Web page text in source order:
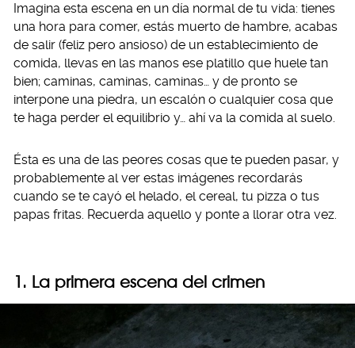
Imagina esta escena en un día normal de tu vida: tienes
una hora para comer, estás muerto de hambre, acabas
de salir (feliz pero ansioso) de un establecimiento de
comida, llevas en las manos ese platillo que huele tan
bien; caminas, caminas, caminas… y de pronto se
interpone una piedra, un escalón o cualquier cosa que
te haga perder el equilibrio y… ahí va la comida al suelo.
Ésta es una de las peores cosas que te pueden pasar, y
probablemente al ver estas imágenes recordarás
cuando se te cayó el helado, el cereal, tu pizza o tus
papas fritas. Recuerda aquello y ponte a llorar otra vez.
1. La primera escena del crimen